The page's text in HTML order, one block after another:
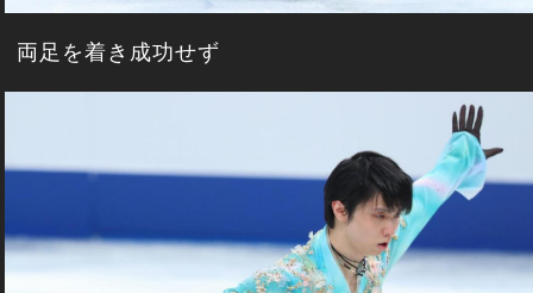
両足を着き成功せず